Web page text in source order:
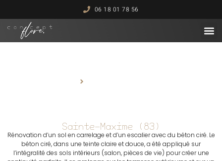
06 18 01 78 56
Sainte-Maxime (83)
Rénovation d’un sol en carrelage et d’un escalier avec du béton ciré. Le
béton ciré, dans une teinte claire et douce, a été appliqué sur
l’intégralité des sols intérieurs (salon, pièces de vie) pour créer une